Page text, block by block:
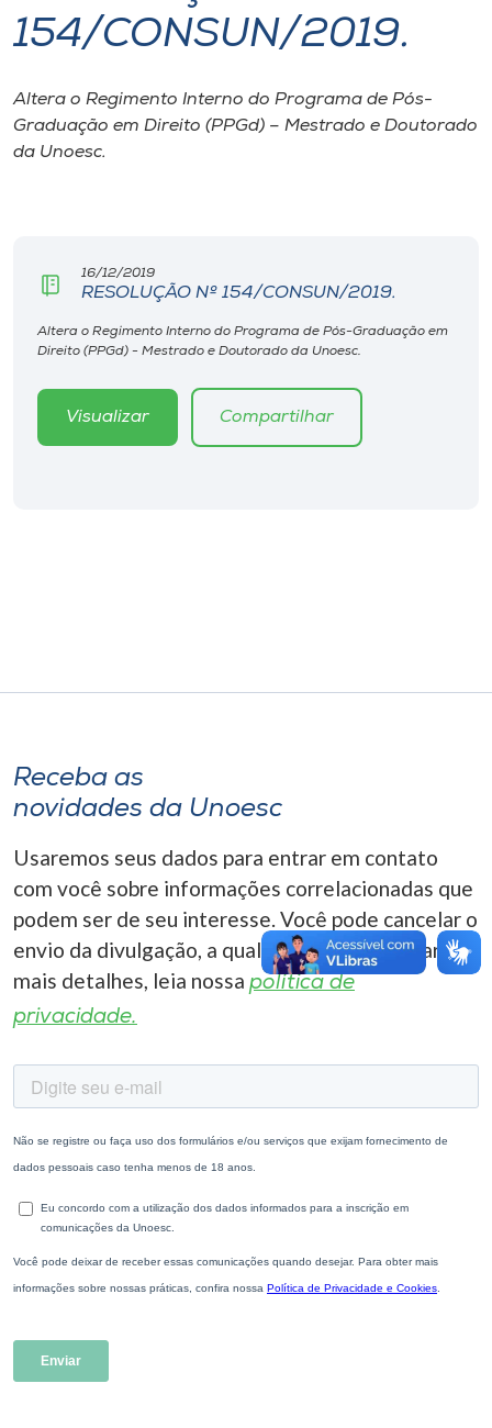
I.nova
Diplomados
Rádio
A+
154/CONSUN/2019.
Altera o Regimento Interno do Programa de Pós-
Graduação em Direito (PPGd) – Mestrado e Doutorado
da Unoesc.
16/12/2019
RESOLUÇÃO Nº 154/CONSUN/2019.
Altera o Regimento Interno do Programa de Pós-Graduação em
Direito (PPGd) - Mestrado e Doutorado da Unoesc.
Visualizar Compartilhar
Receba as
novidades da Unoesc
Usaremos seus dados para entrar em contato
com você sobre informações correlacionadas que
podem ser de seu interesse. Você pode cancelar o
envio da divulgação, a qualquer momento. Para
mais detalhes, leia nossa política de
privacidade.